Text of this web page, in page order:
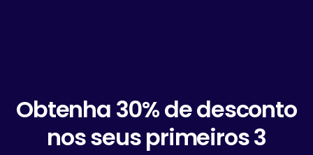
Obtenha 30% de desconto
nos seus primeiros 3